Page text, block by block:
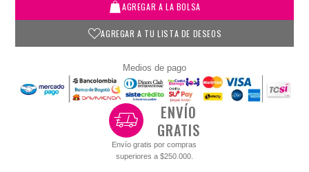
AGREGAR A LA BOLSA
AGREGAR A TU LISTA DE DESEOS
Medios de pago
ENVÍO
GRATIS
Envío gratis por compras
superiores a $250.000.